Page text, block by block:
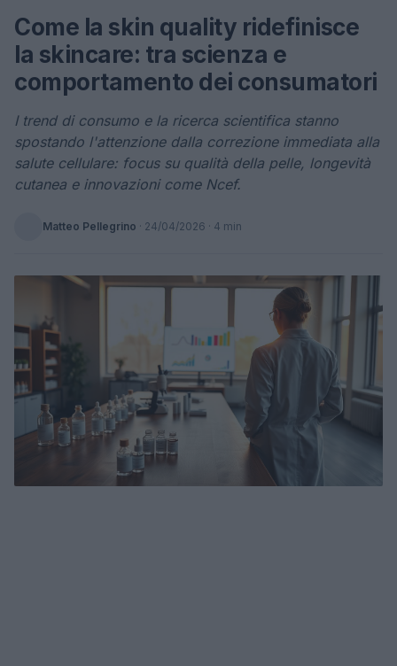
Come la skin quality ridefinisce
la skincare: tra scienza e
comportamento dei consumatori
I trend di consumo e la ricerca scientifica stanno
spostando l'attenzione dalla correzione immediata alla
salute cellulare: focus su qualità della pelle, longevità
cutanea e innovazioni come Ncef.
Matteo Pellegrino · 24/04/2026 · 4 min